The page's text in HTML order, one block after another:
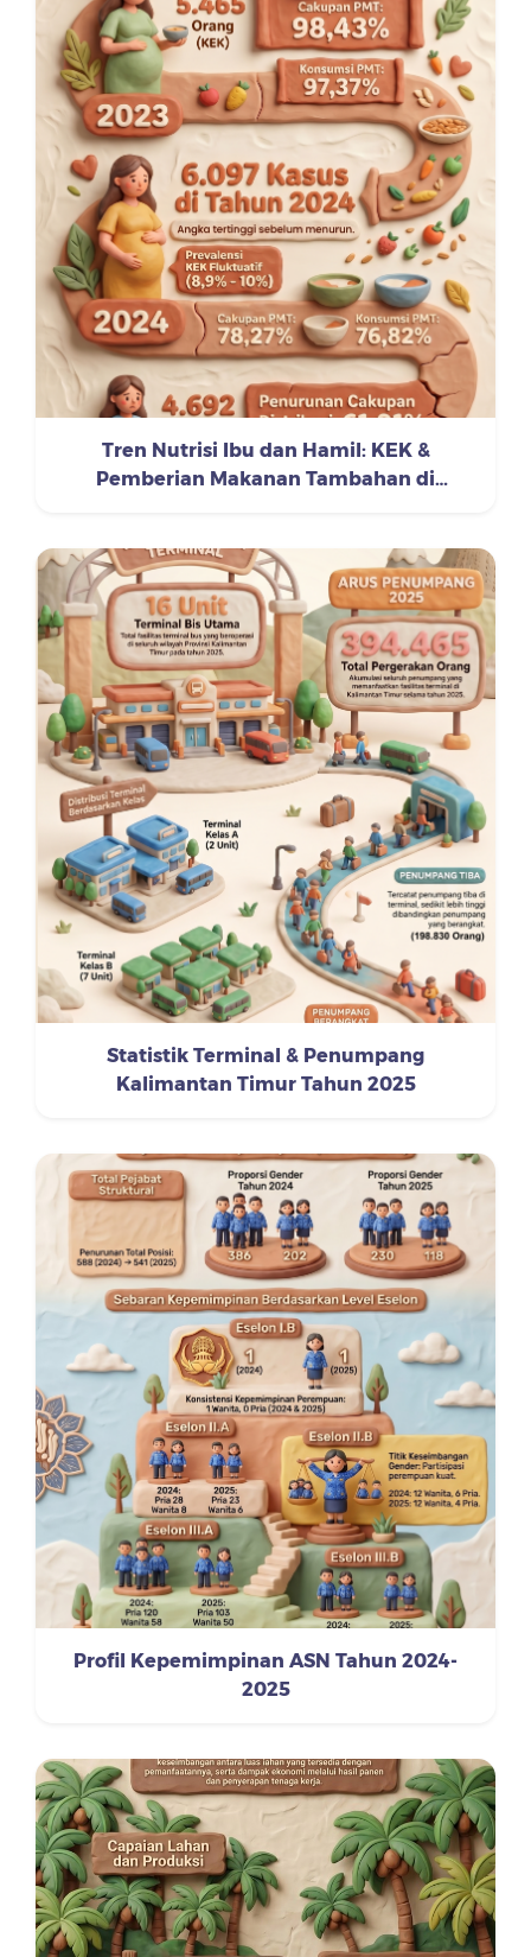
Tren Nutrisi Ibu dan Hamil: KEK &
Pemberian Makanan Tambahan di
Statistik Terminal & Penumpang
Kalimantan Timur Tahun 2025
Profil Kepemimpinan ASN Tahun 2024-
2025